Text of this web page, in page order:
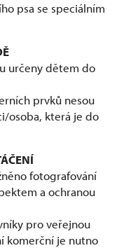
psa se speciálním
určeny dětem do
prvků nesou
osoba, která je do
fotografování
a ochranou
pro veřejnou
komerční je nutno